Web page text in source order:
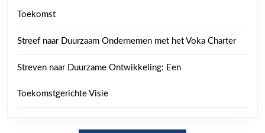
Toekomst
Streef naar Duurzaam Ondernemen met het Voka Charter
Streven naar Duurzame Ontwikkeling: Een
Toekomstgerichte Visie